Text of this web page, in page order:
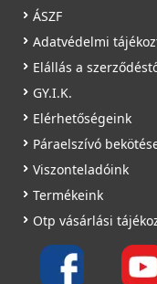
ÁSZF
Adatvédelmi
Elállás a
GY.I.K.
Elérhetőségeink
Páraelszívó
Viszonteladóink
Termékeink
Otp vásárlási